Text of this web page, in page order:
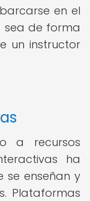
en el
sea de forma
un instructor
a recursos
ha
se enseñan y
Plataformas